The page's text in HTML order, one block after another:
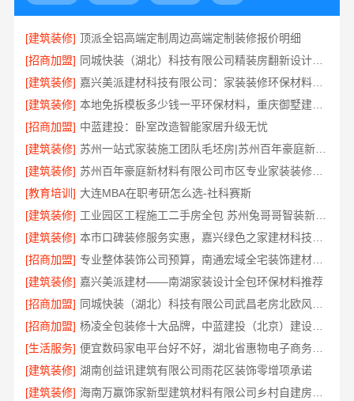
[建筑装修] 顶派全铝高端定制周边高端定制装修报价明细
[招商加盟]
同城快装（湖北）科技有限公司精装房翻新设计零增项
[建筑装修]
嘉兴美派建材科技有限公司：家装装修环保材料靠谱商家
[建筑装修]
本地免拆模板多少钱一平环保材料，重庆御墅建筑材料有限公司
[招商加盟] 中蓝建投：卧室改造智能家居升级无忧
[建筑装修]
苏州一站式家装施工团队毛坯房|苏州百年豪庭新材料有限公司
[建筑装修]
苏州百年豪庭新材料有限公司市区专业家装装修多少钱
[教育培训] 大连MBA在职考研怎么选-社科赛斯
[建筑装修]
工业园区工程施工二手房全包 苏州兔哥哥智装新材料
[建筑装修]
[招商加盟]
专业整体装饰公司预算，南通宏域全宅装饰建材精确报价
[建筑装修] 嘉兴美派建材——南湖家装设计全包环保材料推荐
[招商加盟]
[招商加盟]
杨凌全包装修十大品牌，中蓝建投（北京）建设有限公司武功分公司口碑之选
[生活服务]
便宜数码家电平台好不好，湖北省惠物电子商务有限公司评测
[建筑装修] 湖南创益讯建筑有限公司雨花区装饰零增项承诺
[建筑装修]